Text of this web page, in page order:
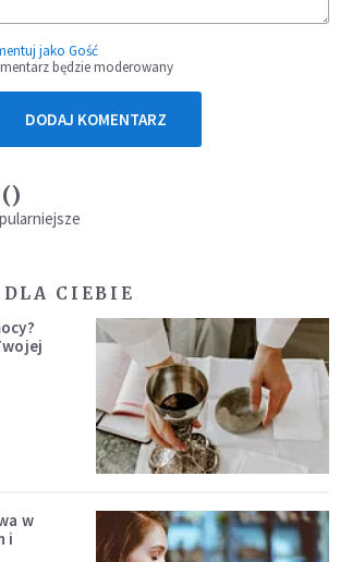
jako Gość
będzie moderowany
DODAJ KOMENTARZ
)
DLA CIEBIE
w
i